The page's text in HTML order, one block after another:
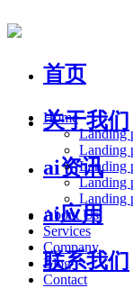
首页
关于我们
ai资讯
ai应用
联系我们
Home
Landing
Landing
Landing
Landing
Landing
About Us
Services
Company
Blog
Contact